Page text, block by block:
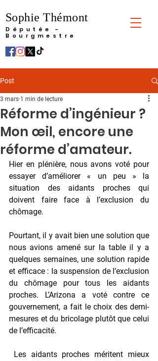
Sophie Thémont
Députée -
Bourgmestre
Post
Réforme d’ingénieur ?
Mon œil, encore une
réforme d’amateur.
3 mars 1 min de lecture
Hier en plénière, nous avons voté pour
essayer d’améliorer « un peu » la
situation des aidants proches qui
doivent faire face à l’exclusion du
chômage.
Pourtant, il y avait bien une solution que
nous avions amené sur la table il y a
quelques semaines, une solution rapide
et efficace : la suspension de l’exclusion
du chômage pour tous les aidants
proches. L’Arizona a voté contre ce
gouvernement, a fait le choix des demi-
mesures et du bricolage plutôt que celui
de l’efficacité.
Les aidants proches méritent mieux